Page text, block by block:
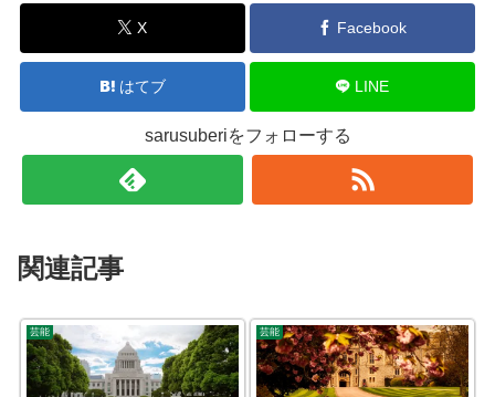
X Facebook
はてブ LINE
sarusuberiをフォローする
関連記事
芸能 芸能